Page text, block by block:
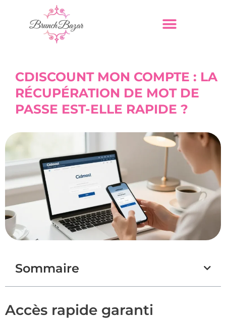
CDISCOUNT MON COMPTE : LA
RÉCUPÉRATION DE MOT DE
PASSE EST-ELLE RAPIDE ?
Sommaire
Accès rapide garanti